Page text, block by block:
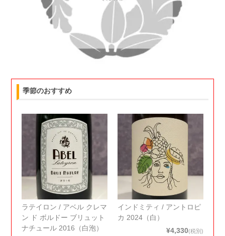
季節のおすすめ
ラテイロン / アベル クレマ
ン ド ボルドー ブリュット
ナチュール 2016（白泡）
インドミティ / アントロピ
カ 2024（白）
¥4,330(税別)